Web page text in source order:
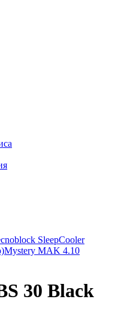
SleepCooler
Mystery MAK 4.10
30 Black